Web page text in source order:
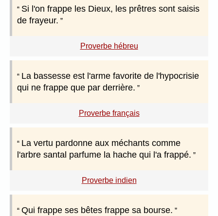
Si l'on frappe les Dieux, les prêtres sont saisis
de frayeur.
Proverbe hébreu
La bassesse est l'arme favorite de l'hypocrisie
qui ne frappe que par derrière.
Proverbe français
La vertu pardonne aux méchants comme
l'arbre santal parfume la hache qui l'a frappé.
Proverbe indien
Qui frappe ses bêtes frappe sa bourse.